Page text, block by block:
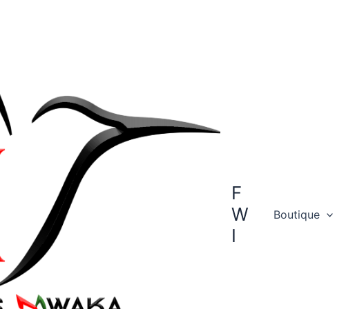
F
W
I
Boutique